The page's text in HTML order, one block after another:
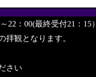
22：00(最終受付21：15）
拝観となります。
さい